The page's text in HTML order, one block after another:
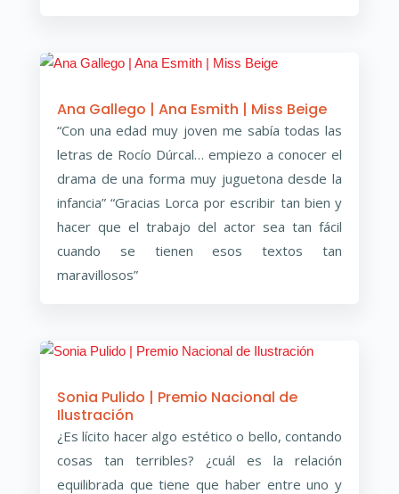
Ana Gallego | Ana Esmith | Miss Beige
“Con una edad muy joven me sabía todas las
letras de Rocío Dúrcal… empiezo a conocer el
drama de una forma muy juguetona desde la
infancia” “Gracias Lorca por escribir tan bien y
hacer que el trabajo del actor sea tan fácil
cuando se tienen esos textos tan
maravillosos”
Sonia Pulido | Premio Nacional de
Ilustración
¿Es lícito hacer algo estético o bello, contando
cosas tan terribles? ¿cuál es la relación
equilibrada que tiene que haber entre uno y